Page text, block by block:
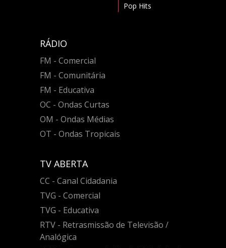
Pop Hits
RÁDIO
FM - Comercial
FM - Comunitária
FM - Educativa
OC - Ondas Curtas
OM - Ondas Médias
OT - Ondas Tropicais
TV ABERTA
CC - Canal Cidadania
TVG - Comercial
TVG - Educativa
RTV - Retrasmissão de Televisão /
Analógica